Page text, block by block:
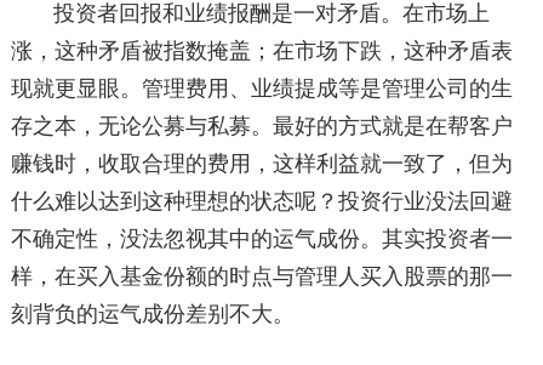
投资者回报和业绩报酬是一对矛盾。在市场上
涨，这种矛盾被指数掩盖；在市场下跌，这种矛盾表
现就更显眼。管理费用、业绩提成等是管理公司的生
存之本，无论公募与私募。最好的方式就是在帮客户
赚钱时，收取合理的费用，这样利益就一致了，但为
什么难以达到这种理想的状态呢？投资行业没法回避
不确定性，没法忽视其中的运气成份。其实投资者一
样，在买入基金份额的时点与管理人买入股票的那一
刻背负的运气成份差别不大。